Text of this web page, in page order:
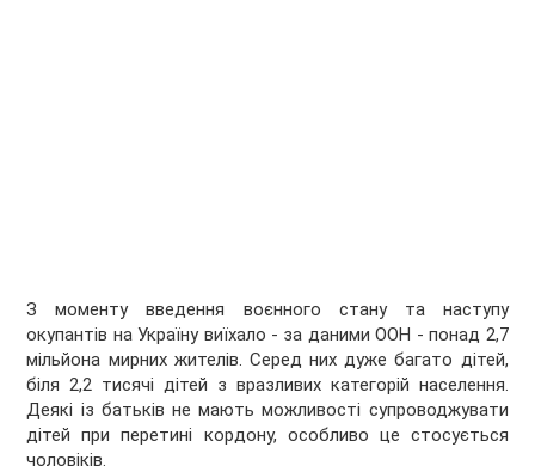
З моменту введення воєнного стану та наступу
окупантів на Україну виїхало - за даними ООН - понад 2,7
мільйона мирних жителів. Серед них дуже багато дітей,
біля2,2 тисячі дітей з вразливих категорій населення.
Деякі із батьків не мають можливості супроводжувати
дітей при перетині кордону, особливо це стосується
чоловіків.